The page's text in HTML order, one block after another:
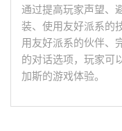
通过提高玩家声望、
装、使用友好派系的
用友好派系的伙伴、
的对话选项，玩家可
加斯的游戏体验。